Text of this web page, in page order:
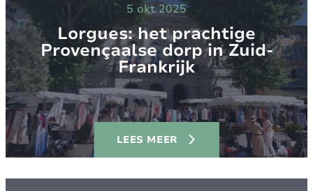
5 okt 2025
Lorgues: het prachtige
Provençaalse dorp in Zuid-
Frankrijk
LEES MEER